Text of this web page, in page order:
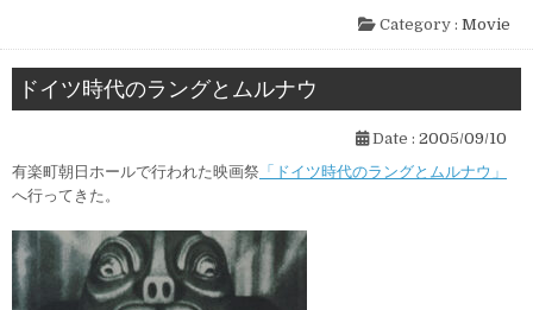
Category : Movie
ドイツ時代のラングとムルナウ
Date : 2005/09/10
有楽町朝日ホールで行われた映画祭 「ドイツ時代のラングとムルナウ」
へ行ってきた。